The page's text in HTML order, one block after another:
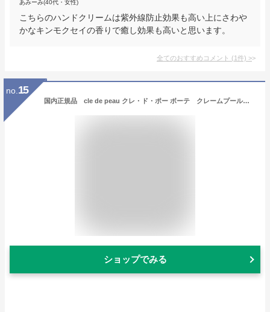
あみーみ(40代・女性)
こちらのハンドクリームは紫外線防止効果も高い上にさわや
かなキンモクセイの香りで癒し効果も高いと思います。
全てのおすすめコメント (1件) >
no. 15
国内正規品 cle de peau クレ・ド・ポー ボーテ クレームプールレマン 2025 LIMITED COLLECTION 50g／SPF18・PA++／ハンドクリーム
ショップでみる